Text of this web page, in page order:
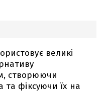
великі
створюючи
та фіксуючи їх на